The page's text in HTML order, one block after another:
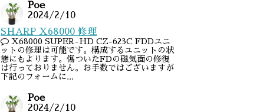
Poe
2024/2/10
SHARP X68000 修理
X68000 SUPER-HD CZ-623C FDDユニ
ットの修理は可能です。構成するユニットの状
態にもよります。傷ついたFDの磁気面の修復
は行っておりません。お手数ではございますが
下記のフォームに...
Poe
2024/2/10